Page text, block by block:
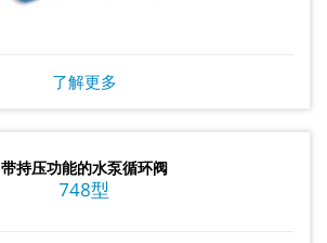
了解更多
带持压功能的水泵循环阀
748型